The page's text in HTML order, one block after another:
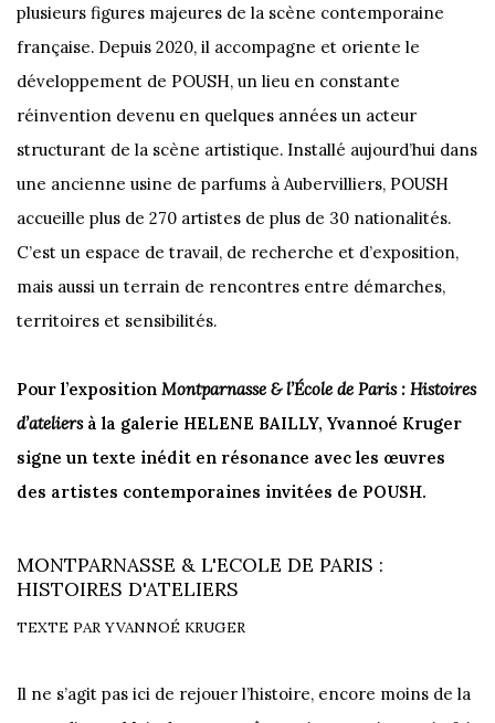
plusieurs figures majeures de la scène contemporaine
française. Depuis 2020, il accompagne et oriente le
développement de POUSH, un lieu en constante
réinvention devenu en quelques années un acteur
structurant de la scène artistique. Installé aujourd’hui dans
une ancienne usine de parfums à Aubervilliers, POUSH
accueille plus de 270 artistes de plus de 30 nationalités.
C’est un espace de travail, de recherche et d’exposition,
mais aussi un terrain de rencontres entre démarches,
territoires et sensibilités.
Pour l’exposition Montparnasse & l’École de Paris : Histoires
d’ateliers à la galerie HELENE BAILLY, Yvannoé Kruger
signe un texte inédit en résonance avec les œuvres
des artistes contemporaines invitées de POUSH.
MONTPARNASSE & L'ECOLE DE PARIS :
HISTOIRES D'ATELIERS
TEXTE PAR YVANNOÉ KRUGER
Il ne s’agit pas ici de rejouer l’histoire, encore moins de la